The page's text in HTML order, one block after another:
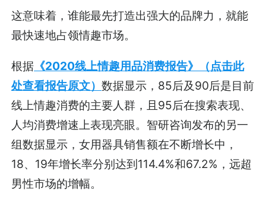
这意味着，谁能最先打造出强大的品牌力，就能
最快速地占领情趣市场。
根据 《2020线上情趣用品消费报告》（点击此
处查看报告原文）数据显示，85后及90后是目前
线上情趣消费的主要人群，且95后在搜索表现、
人均消费增速上表现亮眼。智研咨询发布的另一
组数据显示，女用器具销售额在不断增长中，
18、19年增长率分别达到114.4%和67.2%，远超
男性市场的增幅。